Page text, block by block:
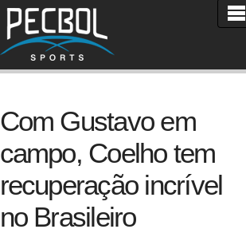
Com Gustavo em
campo, Coelho tem
recuperação incrível
no Brasileiro